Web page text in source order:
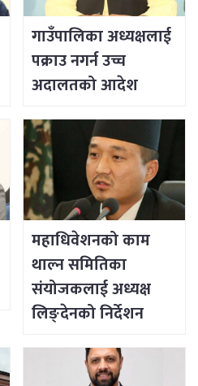
गाउँपालिका अध्यक्षलाई
पक्राउ नगर्न उच्च
अदालतको आदेश
महाधिवेशनको काम
थाल्न समितिका
संयोजकलाई अध्यक्ष
लिङ्देनको निर्देशन